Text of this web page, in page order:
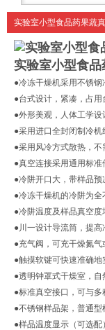
实验室小型食品药果蔬
实验室小型食
●冷冻干燥机采用不锈钢
●台式设计，紧凑，占用
●外形美观，人体工学设
●采用进口全封闭制冷机
●采用风冷方式散热，不
●真空连接采用通用标
●冷阱开口大，带样品预
●冷冻干燥机的冷阱为全
●冷阱温度及样品真空度
●川一设计导流筒，提高
●充气阀，可充干燥氮气
●触摸软键可快速准确
●透明钟罩式干燥室，自
●标准真空接口，可与多
●不锈钢样品架，普通
●样品温度显示（可选配